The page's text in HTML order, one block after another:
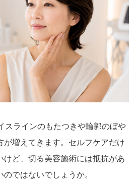
スラインのもたつきや輪郭のぼや
が増えてきます。セルフケアだけ
けど、切る美容施術には抵抗があ
ではないでしょうか。